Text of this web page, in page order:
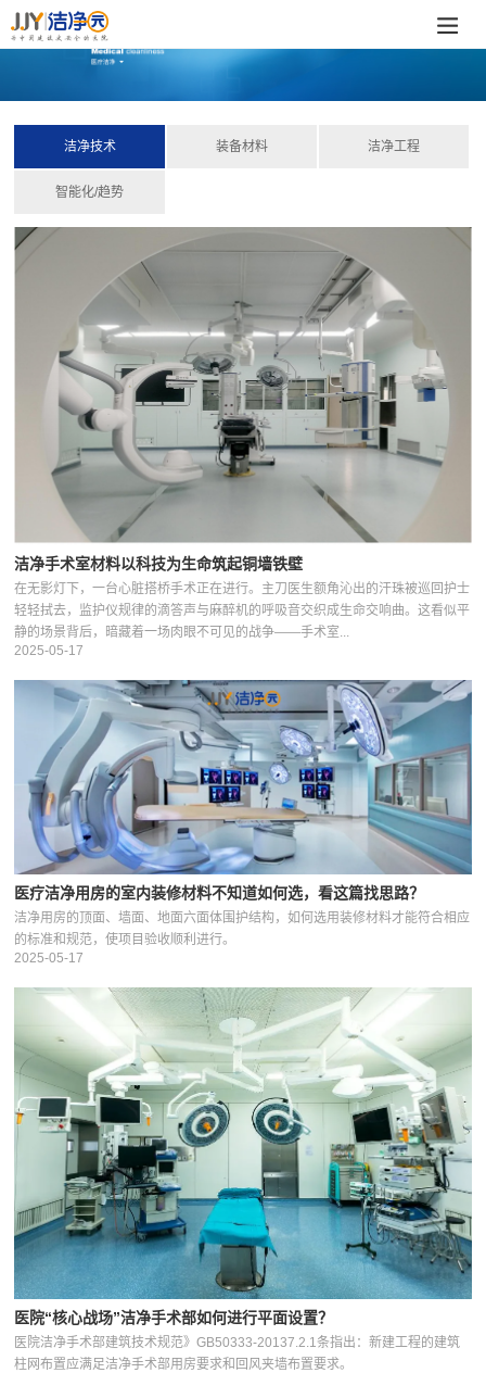
洁净技术 装备材料 洁净工程
智能化/趋势
洁净手术室材料以科技为生命筑起铜墙铁壁
在无影灯下，一台心脏搭桥手术正在进行。主刀医生额角沁出的汗珠被巡回护士
轻轻拭去，监护仪规律的滴答声与麻醉机的呼吸音交织成生命交响曲。这看似平
静的场景背后，暗藏着一场肉眼不可见的战争——手术室...
2025-05-17
医疗洁净用房的室内装修材料不知道如何选，看这篇找思路？
洁净用房的顶面、墙面、地面六面体围护结构，如何选用装修材料才能符合相应
的标准和规范，使项目验收顺利进行。
2025-05-17
医院“核心战场”洁净手术部如何进行平面设置？
医院洁净手术部建筑技术规范》GB50333-20137.2.1条指出：新建工程的建筑
柱网布置应满足洁净手术部用房要求和回风夹墙布置要求。